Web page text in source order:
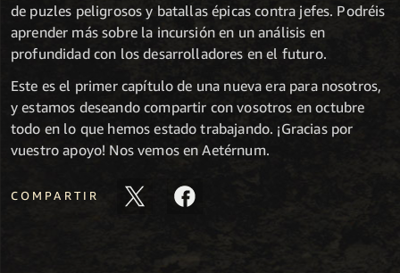
de puzles peligrosos y batallas épicas contra jefes. Podréis
aprender más sobre la incursión en un análisis en
profundidad con los desarrolladores en el futuro.
Este es el primer capítulo de una nueva era para nosotros,
y estamos deseando compartir con vosotros en octubre
todo en lo que hemos estado trabajando. ¡Gracias por
vuestro apoyo! Nos vemos en Aetérnum.
COMPARTIR